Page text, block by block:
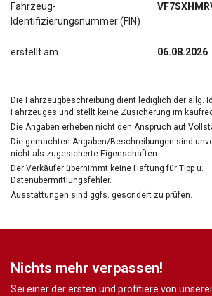
Fahrzeug-
Identifizierungsnummer (FIN)
erstellt am 06.08.2026
Die Fahrzeugbeschreibung dient lediglich der allg.
Fahrzeuges und stellt keine Zusicherung im
Die Angaben erheben nicht den Anspruch auf
Die gemachten Angaben/Beschreibungen sind
nicht als zugesicherte Eigenschaften.
Der Verkäufer übernimmt keine Haftung für Tipp u.
Datenübermittlungsfehler.
Ausstattungen sind ggfs. gesondert zu prüfen.
Nichts mehr verpassen!
Sei einer der ersten und profitiere von